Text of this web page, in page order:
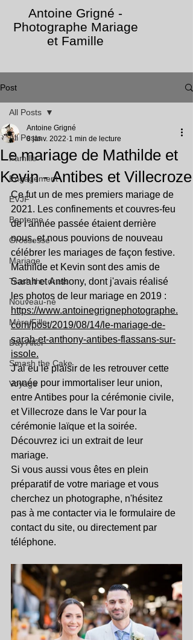
Antoine Grigné -
Photographe Mariage
et Famille
Post
All Posts
Famille
Engagement
EVJF
Bapteme
Grossesse
Mariage
Trash the dress
Nouveau-né
Mère/Fille
Day After
Smash the Cake
Voyage
All Posts
Le mariage de Mathilde et
Kevin - Antibes et Villecroze
Antoine Grigné
8 janv. 2022 1 min de lecture
Ce fut un de mes premiers mariage de
2021. Les confinements et couvres-feu
de l'année passée étaient derrière
nous, et nous pouvions de nouveau
célébrer les mariages de façon festive.
Mathilde et Kevin sont des amis de
Sarah et Anthony, dont j'avais réalisé
les photos de leur mariage en 2019 :
https://www.antoinegrignephotographe.
com/post/2019/08/14/le-mariage-de-
sarah-et-anthony-antibes-flassans-sur-
issole.
J'ai eu le plaisir de les retrouver cette
année pour immortaliser leur union,
entre Antibes pour la cérémonie civile,
et Villecroze dans le Var pour la
cérémonie laïque et la soirée.
Découvrez ici un extrait de leur
mariage.
Si vous aussi vous êtes en plein
préparatif de votre mariage et vous
cherchez un photographe, n'hésitez
pas à me contacter via le formulaire de
contact du site, ou directement par
téléphone.